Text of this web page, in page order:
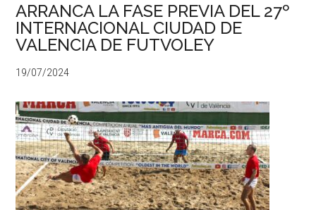
ARRANCA LA FASE PREVIA DEL 27º
INTERNACIONAL CIUDAD DE
VALENCIA DE FUTVOLEY
19/07/2024